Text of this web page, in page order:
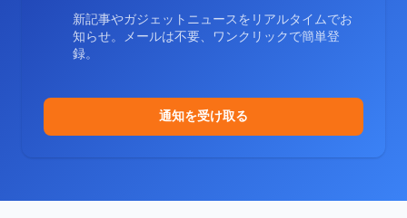
新記事やガジェットニュースをリアルタイムでお
知らせ。メールは不要、ワンクリックで簡単登
録。
通知を受け取る